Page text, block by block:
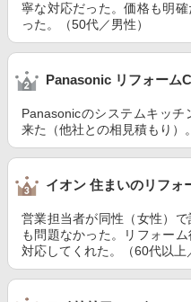
寧な対応だった。価格も明
った。（50代／男性）
Panasonic リフォーム
Panasonicのシステムキッ
来た（他社との相見積もり）
イオン 住まいのリフォ
営業担当者が同性（女性）
も問題なかった。リフォー
対応してくれた。（60代以上